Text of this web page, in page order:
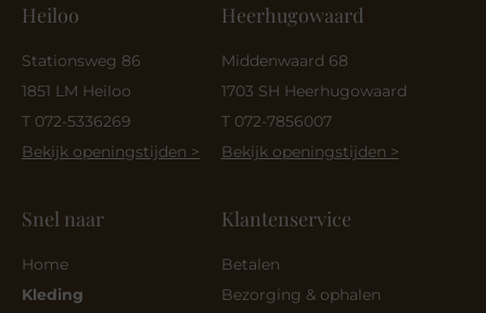
Heiloo
Stationsweg 86
1851 LM Heiloo
T 072-5336269
Bekijk openingstijden >
Heerhugowaard
Middenwaard 68
1703 SH Heerhugowaard
T 072-7856007
Bekijk openingstijden >
Snel naar
Home
Kleding
Klantenservice
Betalen
Bezorging & ophalen